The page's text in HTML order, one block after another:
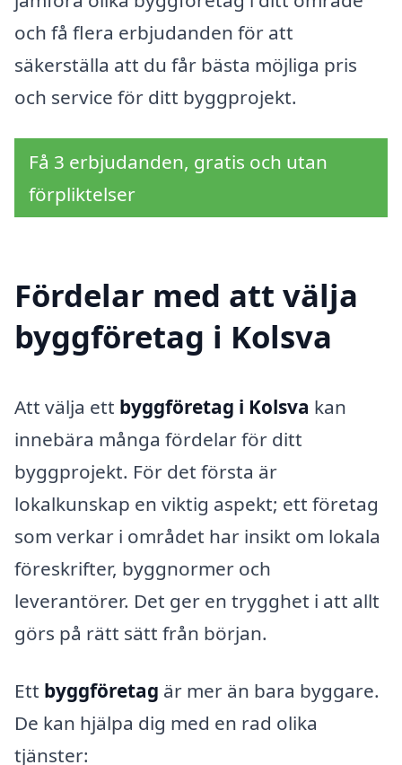
och få flera erbjudanden för att
säkerställa att du får bästa möjliga pris
och service för ditt byggprojekt.
Få 3 erbjudanden, gratis och utan
förpliktelser
Fördelar med att välja
byggföretag i Kolsva
Att välja ett byggföretag i Kolsva kan
innebära många fördelar för ditt
byggprojekt. För det första är
lokalkunskap en viktig aspekt; ett företag
som verkar i området har insikt om lokala
föreskrifter, byggnormer och
leverantörer. Det ger en trygghet i att allt
görs på rätt sätt från början.
Ett byggföretag är mer än bara byggare.
De kan hjälpa dig med en rad olika
tjänster: